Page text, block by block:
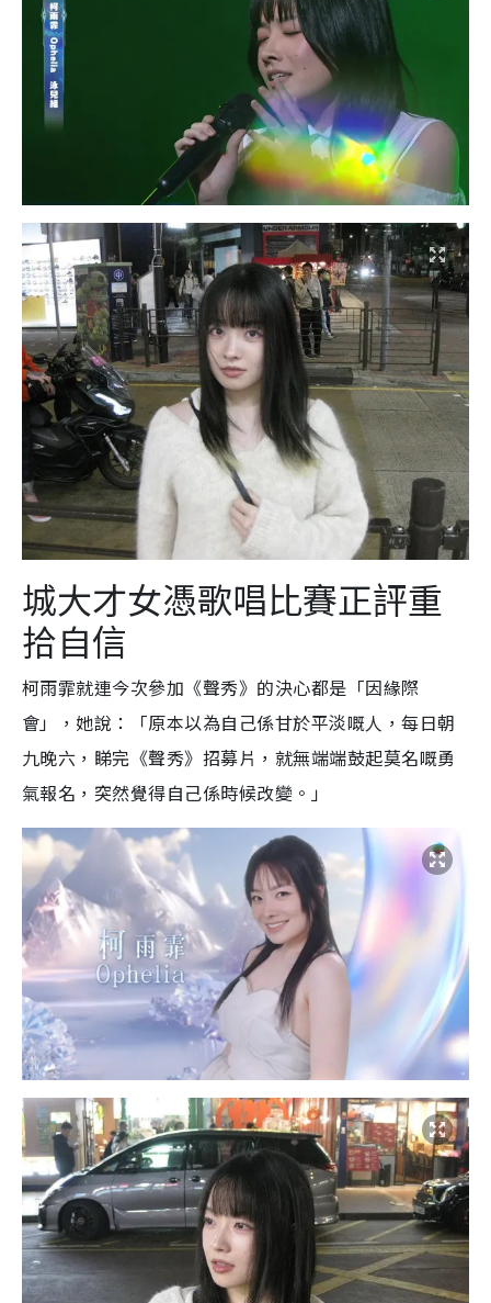
城大才女憑歌唱比賽正評重
拾自信
柯雨霏就連今次參加《聲秀》的決心都是「因緣際
會」，她說：「原本以為自己係甘於平淡嘅人，每日朝
九晚六，睇完《聲秀》招募片，就無端端鼓起莫名嘅勇
氣報名，突然覺得自己係時候改變。」